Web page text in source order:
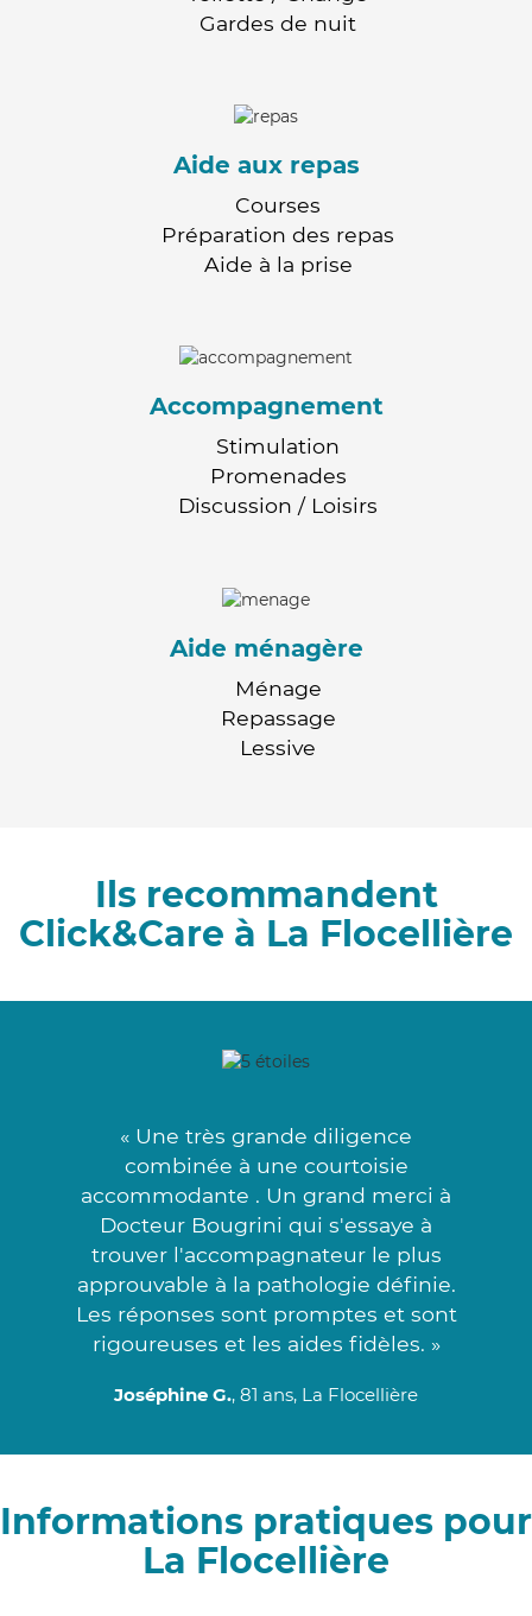
Gardes de nuit
Aide aux repas
Courses
Préparation des repas
Aide à la prise
Accompagnement
Stimulation
Promenades
Discussion / Loisirs
Aide ménagère
Ménage
Repassage
Lessive
Ils recommandent
Click&Care à La Flocellière
« Une très grande diligence
combinée à une courtoisie
accommodante . Un grand merci à
Docteur Bougrini qui s'essaye à
trouver l'accompagnateur le plus
approuvable à la pathologie définie.
Les réponses sont promptes et sont
rigoureuses et les aides fidèles. »
Joséphine G., 81 ans, La Flocellière
Informations pratiques pour
La Flocellière